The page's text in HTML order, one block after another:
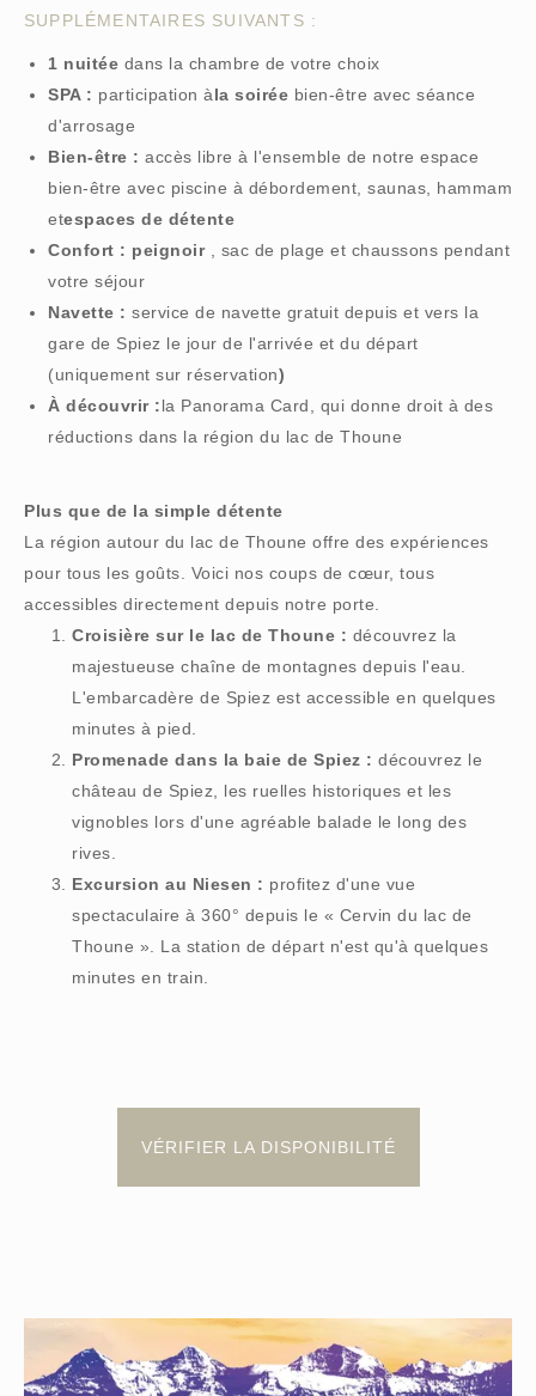
SUPPLÉMENTAIRES SUIVANTS :
1 nuitée dans la chambre de votre choix
SPA : participation àla soirée bien-être avec séance
d'arrosage
Bien-être : accès libre à l'ensemble de notre espace
bien-être avec piscine à débordement, saunas, hammam
etespaces de détente‍
Confort : peignoir
, sac de plage et chaussons pendant
votre séjour
Navette : service de navette gratuit depuis et vers la
gare de Spiez le jour de l'arrivée et du départ
(uniquement sur réservation)
À découvrir :la Panorama Card, qui donne droit à des
réductions dans la région du lac de Thoune
Plus que de la simple détente
La région autour du lac de Thoune offre des expériences
pour tous les goûts. Voici nos coups de cœur, tous
accessibles directement depuis notre porte.
Croisière sur le lac de Thoune : découvrez la
majestueuse chaîne de montagnes depuis l'eau.
L'embarcadère de Spiez est accessible en quelques
minutes à pied.
Promenade dans la baie de Spiez : découvrez le
château de Spiez, les ruelles historiques et les
vignobles lors d'une agréable balade le long des
rives.
Excursion au Niesen : profitez d'une vue
spectaculaire à 360° depuis le « Cervin du lac de
Thoune ». La station de départ n'est qu'à quelques
minutes en train.
VÉRIFIER LA DISPONIBILITÉ